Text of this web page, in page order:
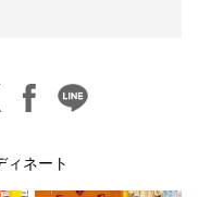
twitter facebook
ィネート